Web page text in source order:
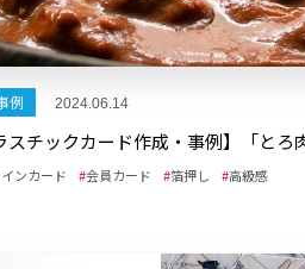
例 2024.06.14
ンカード 会員カード 箔押し 高級感